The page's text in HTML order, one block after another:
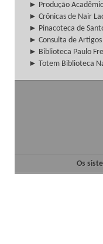
► Produção
► Crônicas de Nair
► Pinacoteca de
► Consulta de
► Biblioteca Paulo
► Totem Biblioteca
Os